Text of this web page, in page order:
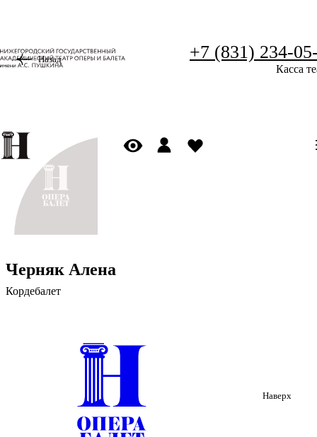
+7 (831) 234-
Касса
Назад
Черняк Алена
Кордебалет
Наверх